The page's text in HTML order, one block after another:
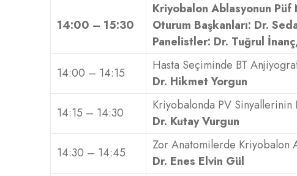
14:00 – 15:30
Kriyobalon Ablasyonun Püf
Oturum Başkanları: Dr.
Panelistler: Dr. Tuğrul
14:00 – 14:15
Hasta Seçiminde BT
Dr. Hikmet Yorgun
14:15 – 14:30
Kriyobalonda PV
Dr. Kutay Vurgun
14:30 – 14:45
Zor Anatomilerde Kriyobalon
Dr. Enes Elvin Gül